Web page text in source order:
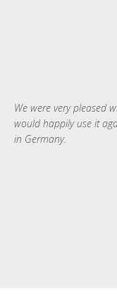
We were very pleased
would happily use it
in Germany.